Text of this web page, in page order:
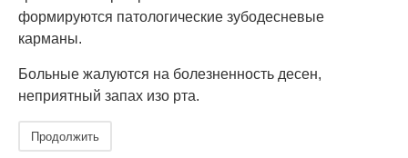
формируются патологические зубодесневые
карманы.
Больные жалуются на болезненность десен,
неприятный запах изо рта.
Продолжить